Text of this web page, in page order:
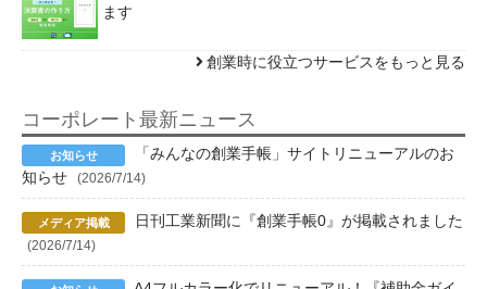
ます
創業時に役立つサービスをもっと見る
コーポレート最新ニュース
「みんなの創業手帳」サイトリニューアルのお
知らせ
(2026/7/14)
日刊工業新聞に『創業手帳0』が掲載されました
(2026/7/14)